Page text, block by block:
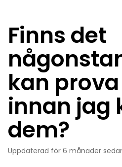
Finns det
kan
innan jag
dem?
Uppdaterad för 6 månader